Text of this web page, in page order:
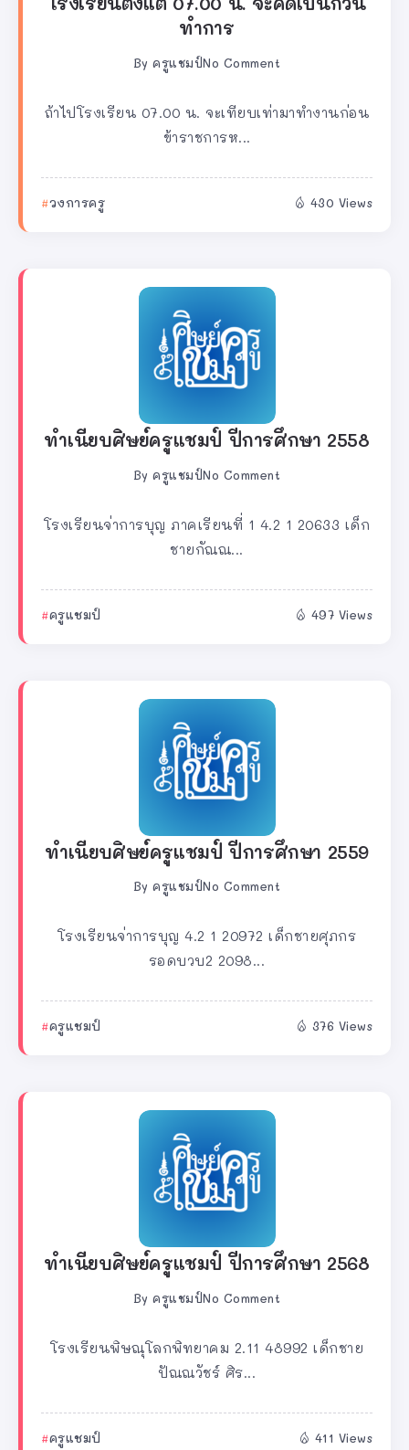
ทำการ
By ครูแชมป์No Comment
ถ้าไปโรงเรียน 07.00 น. จะเทียบเท่ามาทำงานก่อน
ข้าราชการห...
วงการครู 430 Views
ทำเนียบศิษย์ครูแชมป์ ปีการศึกษา 2558
By ครูแชมป์No Comment
โรงเรียนจ่าการบุญ ภาคเรียนที่ 1 4.2 1 20633 เด็ก
ชายกัณณ...
ครูแชมป์ 497 Views
ทำเนียบศิษย์ครูแชมป์ ปีการศึกษา 2559
By ครูแชมป์No Comment
โรงเรียนจ่าการบุญ 4.2 1 20972 เด็กชายศุภกร
รอดบวบ2 2098...
ครูแชมป์ 376 Views
ทำเนียบศิษย์ครูแชมป์ ปีการศึกษา 2568
By ครูแชมป์No Comment
โรงเรียนพิษณุโลกพิทยาคม 2.11 48992 เด็กชาย
ปัณณวัชร์ ศิร...
ครูแชมป์ 411 Views